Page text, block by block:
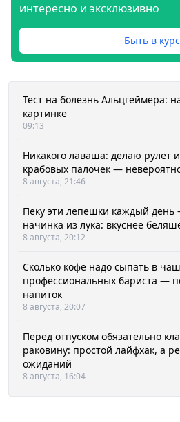
интересно и эксклюзивно
Быть в
Тест на болезнь Альцгеймера:
картинке
09:13
Никакого лаваша: делаю рулет
крабовых палочек —
8 августа, 21:46
Пеку эти лепешки каждый день
начинка из лука: вкуснее
8 августа, 20:12
Сколько кофе надо сыпать в
профессиональных бариста —
напиток
8 августа, 20:07
Перед отпуском обязательно
раковину: простой лайфхак, а
ожиданий
8 августа, 16:04